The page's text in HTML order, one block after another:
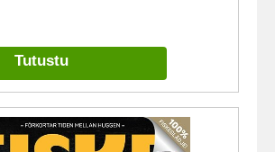
Tutustu